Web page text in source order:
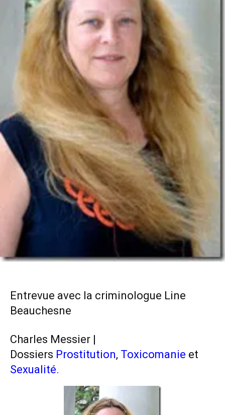
Entrevue avec la criminologue Line
Beauchesne
Charles Messier |
Dossiers Prostitution, Toxicomanie et
Sexualité.